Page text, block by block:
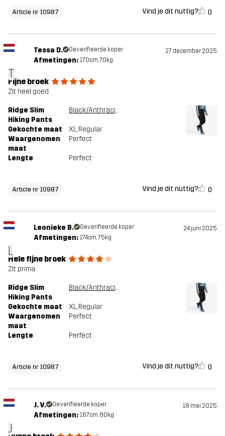
Article nr 10987 Vind je dit nuttig? 0
T
Tessa D. Geverifieerde koper 27 december 2025
Afmetingen: 170cm, 70kg
Fijne broek
Zit heel goed
Ridge Slim
Hiking Pants
Black/Anthracite
Gekochte maat XL, Regular
Waargenomen
maat
Perfect
Lengte Perfect
Article nr 10987 Vind je dit nuttig? 0
L
Leonieke B. Geverifieerde koper 24 juni 2025
Afmetingen: 174cm, 75kg
Hele fijne broek
Zit prima
Ridge Slim
Hiking Pants
Black/Anthracite
Gekochte maat XL, Regular
Waargenomen
maat
Perfect
Lengte Perfect
Article nr 10987 Vind je dit nuttig? 0
J
J. V. Geverifieerde koper 18 mei 2025
Afmetingen: 167cm, 80kg